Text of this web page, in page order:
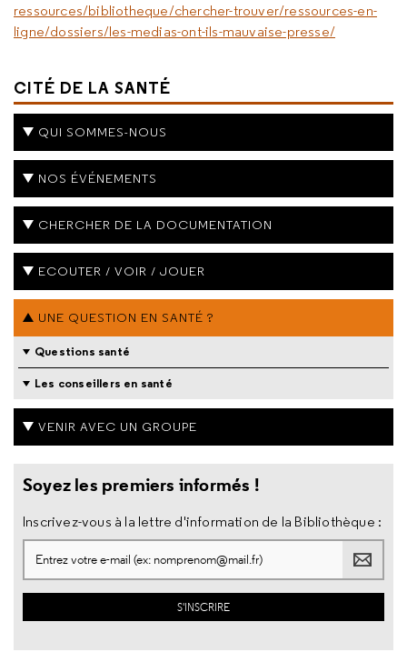
ressources/bibliotheque/chercher-trouver/ressources-en-
ligne/dossiers/les-medias-ont-ils-mauvaise-presse/
CITÉ DE LA SANTÉ
QUI SOMMES-NOUS
NOS ÉVÉNEMENTS
CHERCHER DE LA DOCUMENTATION
ECOUTER / VOIR / JOUER
UNE QUESTION EN SANTÉ ?
Questions santé
Les conseillers en santé
VENIR AVEC UN GROUPE
Soyez les premiers informés !
Inscrivez-vous à la lettre d'information de la Bibliothèque :